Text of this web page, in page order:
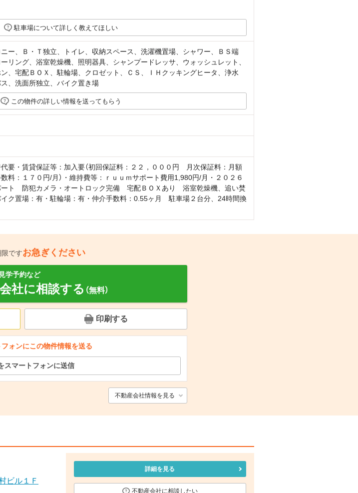
駐車場について詳しく教えてほしい
ー、Ｂ・Ｔ独立、トイレ、収納スペース、洗濯機置場、シャワー、ＢＳ端
リング、浴室乾燥機、照明器具、シャンプードレッサ、ウォッシュレット、
、宅配ＢＯＸ、駐輪場、クロゼット、ＣＳ、ＩＨクッキングヒータ、浄水
、洗面所独立、バイク置き場
この物件の詳しい情報を送ってもらう
要・賃貸保証等：加入要（初回保証料：２２，０００円 月次保証料：月額
１７０円/月）・維持費等：ｒｕｕｍサポート費用1,980円/月・２０２６
ート 防犯カメラ・オートロック完備 宅配ＢＯＸあり 浴室乾燥機、追い焚
ク置場：有・駐輪場：有・仲介手数料：0.55ヶ月 駐車場２台分、24時間換
ですお急ぎください
学予約など
社に相談する （無料）
印刷する
ォンにこの物件情報を送る
スマートフォンに送信
不動産会社情報を見る
ビル１Ｆ
詳細を見る
不動産会社に相談したい